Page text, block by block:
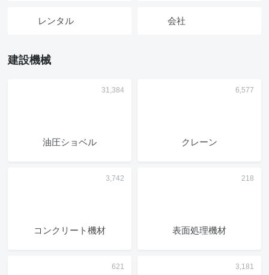
レンタル 会社
建設機械
油圧ショベル クレーン
コンクリート機材 表面処理機材